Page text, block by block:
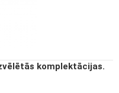
komplektācijas.